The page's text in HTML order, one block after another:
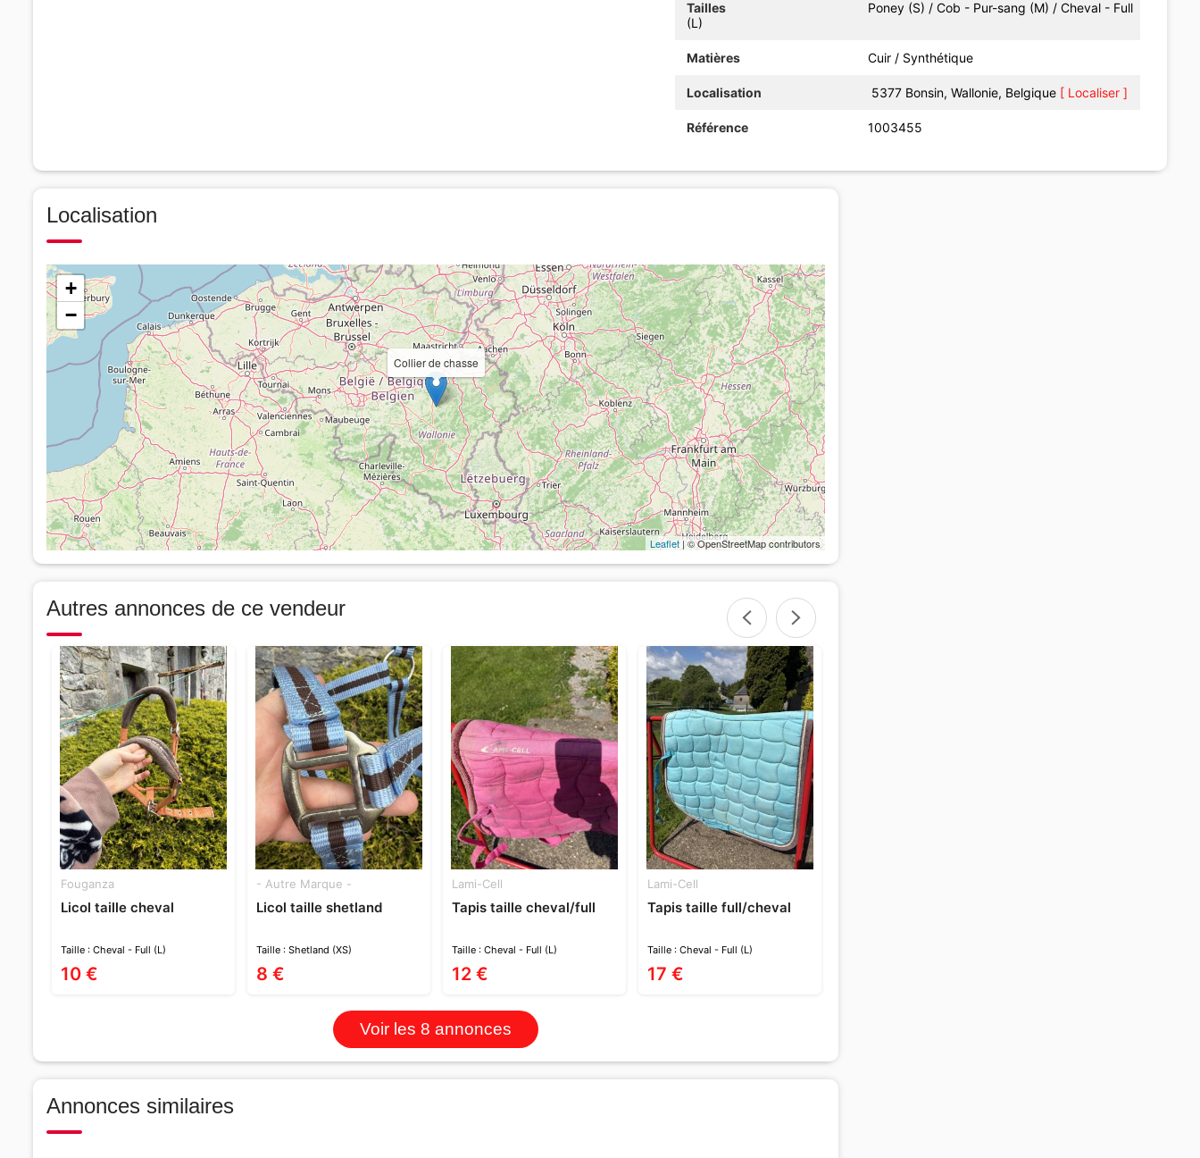
Tailles
Poney (S) / Cob - Pur-sang (M) / Cheval - Full
(L)
Matières Cuir / Synthétique
Localisation 5377 Bonsin, Wallonie, Belgique [ Localiser ]
Référence 1003455
Localisation
Collier de chasse
+
−
Leaflet| © OpenStreetMap contributors
Autres annonces de ce vendeur
Fouganza
Licol taille cheval
Taille : Cheval - Full (L)
10 €
- Autre Marque -
Licol taille shetland
Taille : Shetland (XS)
8 €
Lami-Cell
Tapis taille cheval/full
Taille : Cheval - Full (L)
12 €
Lami-Cell
Tapis taille full/cheval
Taille : Cheval - Full (L)
17 €
Voir les 8 annonces
Annonces similaires